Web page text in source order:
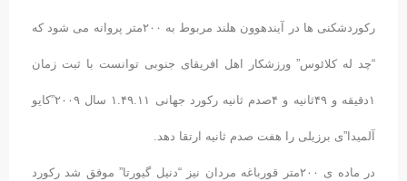
رکوردشکنی ها در آیندهوون هلند مربوط به ٢۰۰متر پروانه می شود که
“چد له کلائوس” ورزشکار اهل افریقای جنوبی توانست با ثبت زمان
١دقیقه و ۴٩ثانیه و ۴صدم ثانیه رکورد جهانی ١.۴٩.١١ سال ٢۰۰٩”کایو
آلمیدا”ی برزیلی را هفت صدم ثانیه ارتقا دهد.
در ماده ی ٢۰۰متر قورباغه مردان نیز “دنیل گیورتا” موفق شد رکورد